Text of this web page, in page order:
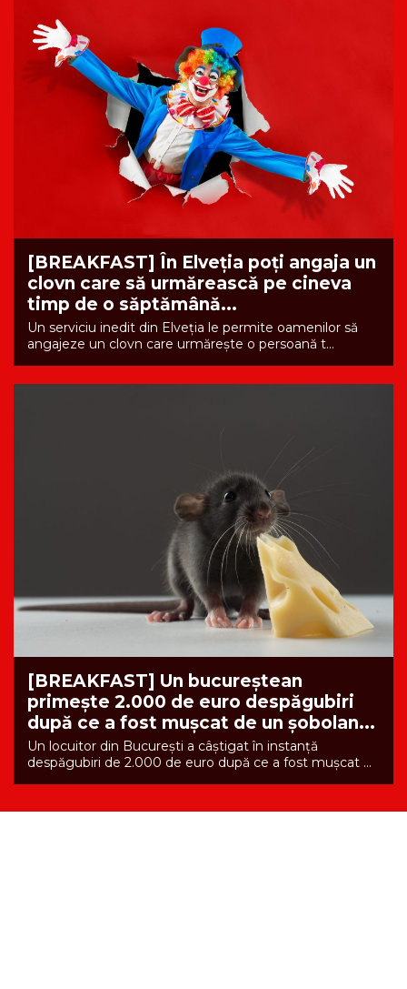
[BREAKFAST] În Elveția poți angaja un
clovn care să urmărească pe cineva
timp de o săptămână...
Un serviciu inedit din Elveția le permite oamenilor să
angajeze un clovn care urmărește o persoană t...
[BREAKFAST] Un bucureștean
primește 2.000 de euro despăgubiri
după ce a fost mușcat de un șobolan...
Un locuitor din București a câștigat în instanță
despăgubiri de 2.000 de euro după ce a fost mușcat ...